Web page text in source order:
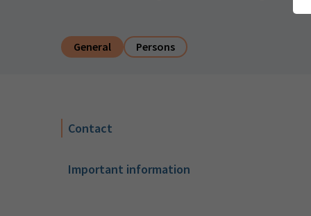
General Persons
Contact
Important information